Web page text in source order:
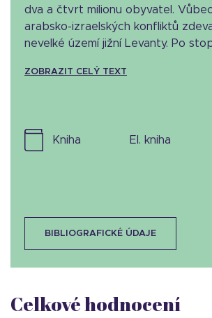
dva a čtvrt milionu obyvatel.
arabsko-izraelských konfliktů
nevelké území jižní Levanty. Po
ZOBRAZIT CELÝ TEXT
kniha el. kniha
BIBLIOGRAFICKÉ ÚDAJE
Celkové hodnocení